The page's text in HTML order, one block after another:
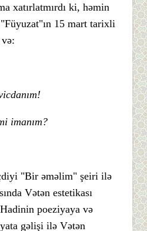
xatırlatmırdı ki, həmin
15 mart tarixli
imanım?
"Bir əməlim" şeiri ilə
Vətən estetikası
poeziyaya və
gəlişi ilə Vətən